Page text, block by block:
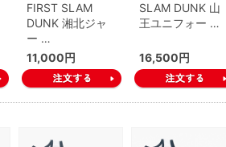
FIRST SLAM
DUNK 湘北ジャ
ー …
11,000円
SLAM DUNK 山
王ユニフォー …
16,500円